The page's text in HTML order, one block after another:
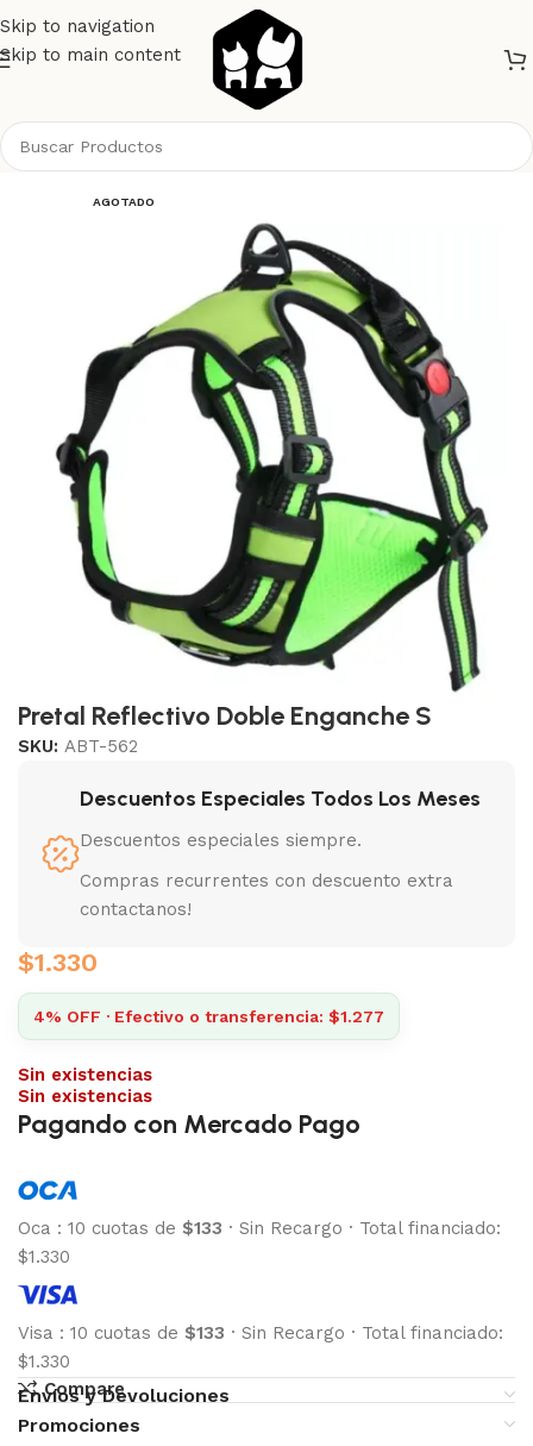
Skip to navigation
Skip to main content
AGOTADO
Pretal Reflectivo Doble Enganche S
SKU: ABT-562
Descuentos Especiales Todos Los Meses
Descuentos especiales siempre.
Compras recurrentes con descuento extra
contactanos!
$1.330
4% OFF · Efectivo o transferencia: $1.277
Sin existencias
Sin existencias
Pagando con Mercado Pago
Oca : 10 cuotas de $133 · Sin Recargo · Total financiado:
$1.330
Visa : 10 cuotas de $133 · Sin Recargo · Total financiado:
$1.330
Compare
Envíos y Devoluciones
Promociones